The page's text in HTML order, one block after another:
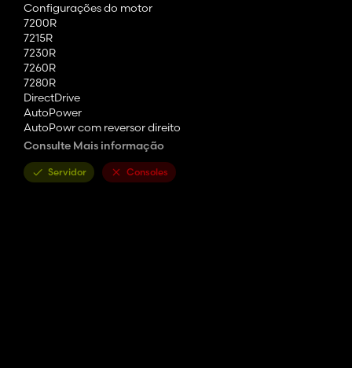
Configurações do motor
7200R
7215R
7230R
7260R
7280R
DirectDrive
AutoPower
AutoPowr com reversor direito
Transmissões totalmente animadas
Trelleborg
Mitas
Consulte Mais informação
Servidor Consoles